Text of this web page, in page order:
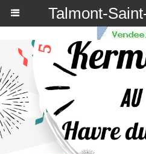
Talmont-